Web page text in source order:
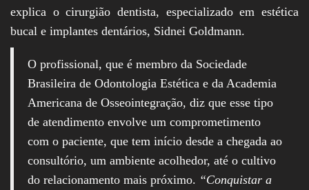
explica o cirurgião dentista, especializado em estética
bucal e implantes dentários, Sidnei Goldmann.
O profissional, que é membro da Sociedade
Brasileira de Odontologia Estética e da Academia
Americana de Osseointegração, diz que esse tipo
de atendimento envolve um comprometimento
com o paciente, que tem início desde a chegada ao
consultório, um ambiente acolhedor, até o cultivo
do relacionamento mais próximo. “Conquistar a